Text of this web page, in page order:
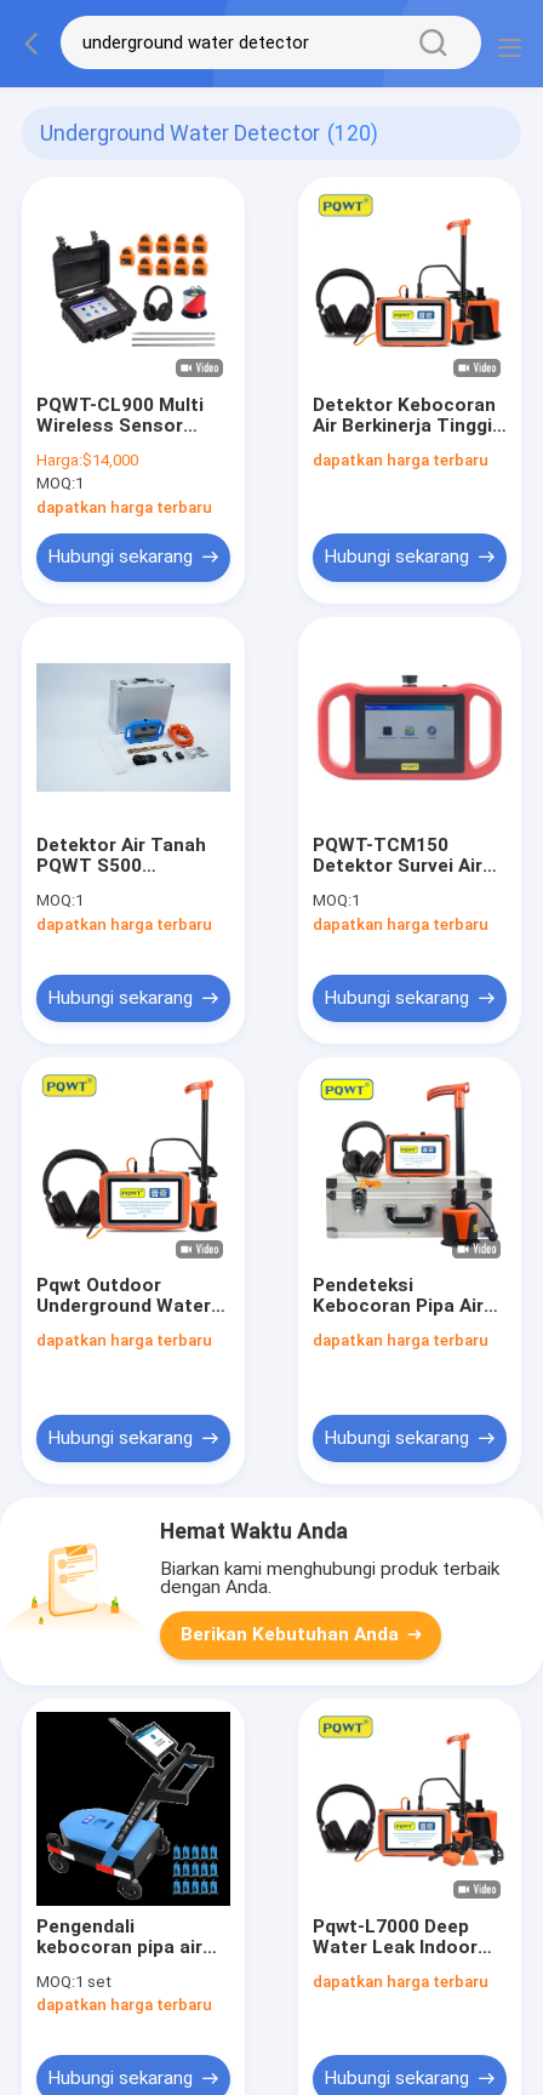
Underground Water Detector (120)
PQWT-CL900 Multi
Wireless Sensor
Air untuk pipa bawah
tanah
Harga:$14,000
MOQ:1
dapatkan harga terbaru
Hubungi sekarang
Detektor Kebocoran
Air Berkinerja Tinggi
Kebocoran Pipa
dapatkan harga terbaru
Hubungi sekarang
Detektor Air Tanah
PQWT S500
Layar Sentuh LCD
MOQ:1
dapatkan harga terbaru
Hubungi sekarang
PQWT-TCM150
Detektor Survei Air
Jangkauan Pencarian
Permukaan 1500m 33
Ulang
MOQ:1
dapatkan harga terbaru
Hubungi sekarang
Pqwt Outdoor
Underground Water
Pipelines Detektor
dapatkan harga terbaru
Hubungi sekarang
Pendeteksi
Kebocoran Pipa Air
L2000 Pengukur
dapatkan harga terbaru
Hubungi sekarang
Hemat Waktu Anda
Biarkan kami menghubungi produk terbaik
dengan Anda.
Berikan Kebutuhan Anda
Pengendali
kebocoran pipa air
15M 9m
MOQ:1 set
dapatkan harga terbaru
Hubungi sekarang
Pqwt-L7000 Deep
Water Leak Indoor
Underground Broken
kedalaman 5m
dapatkan harga terbaru
Hubungi sekarang